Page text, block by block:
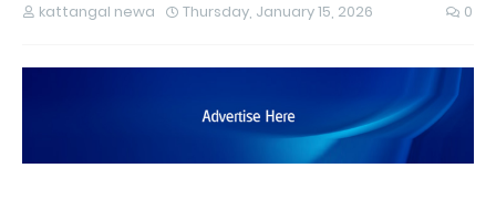
kattangal newa Thursday, January 15, 2026 0